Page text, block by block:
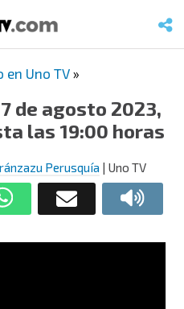
en Uno TV »
de agosto 2023,
las 19:00 horas
Perusquía | Uno TV